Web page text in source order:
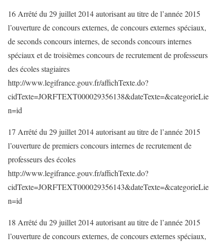
16 Arrêté du 29 juillet 2014 autorisant au titre de l’année 2015
l’ouverture de concours externes, de concours externes spéciaux,
de seconds concours internes, de seconds concours internes
spéciaux et de troisièmes concours de recrutement de professeurs
des écoles stagiaires
http://www.legifrance.gouv.fr/affichTexte.do?
cidTexte=JORFTEXT000029356138&dateTexte=&categorieLie
n=id
17 Arrêté du 29 juillet 2014 autorisant au titre de l’année 2015
l’ouverture de premiers concours internes de recrutement de
professeurs des écoles
http://www.legifrance.gouv.fr/affichTexte.do?
cidTexte=JORFTEXT000029356143&dateTexte=&categorieLie
n=id
18 Arrêté du 29 juillet 2014 autorisant au titre de l’année 2015
l’ouverture de concours externes, de concours externes spéciaux,